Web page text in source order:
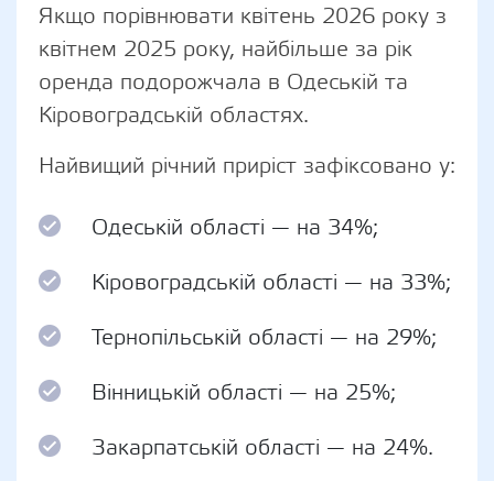
Якщо порівнювати квітень 2026 року з
квітнем 2025 року, найбільше за рік
оренда подорожчала в Одеській та
Кіровоградській областях.
Найвищий річний приріст зафіксовано у:
Одеській області — на 34%;
Кіровоградській області — на 33%;
Тернопільській області — на 29%;
Вінницькій області — на 25%;
Закарпатській області — на 24%.